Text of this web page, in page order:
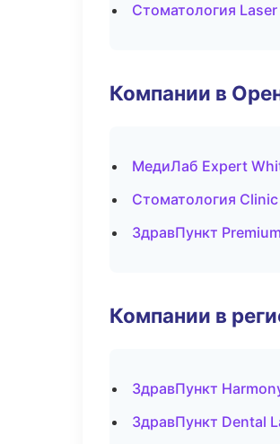
Стоматология
Компании в
МедиЛаб Expert
Стоматология
ЗдравПункт
Компании в
ЗдравПункт
ЗдравПункт Dental